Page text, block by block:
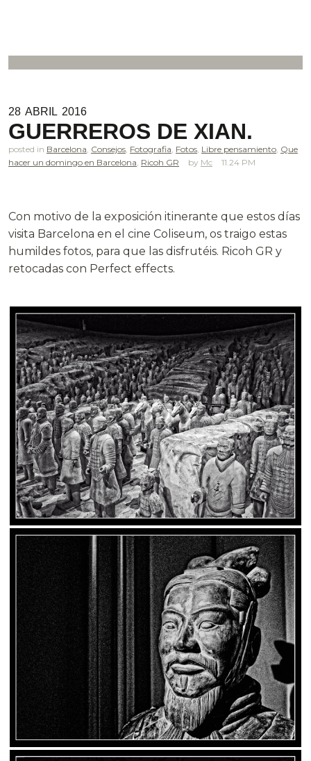
28 ABRIL 2016
GUERREROS DE XIAN.
posted in Barcelona, Consejos, Fotografia, Fotos, Libre pensamiento, Que
hacer un domingo en Barcelona, Ricoh GR Mc 11.24 PM
Con motivo de la exposición itinerante que estos días
visita Barcelona en el cine Coliseum, os traigo estas
humildes fotos, para que las disfrutéis. Ricoh GR y
retocadas con Perfect effects.